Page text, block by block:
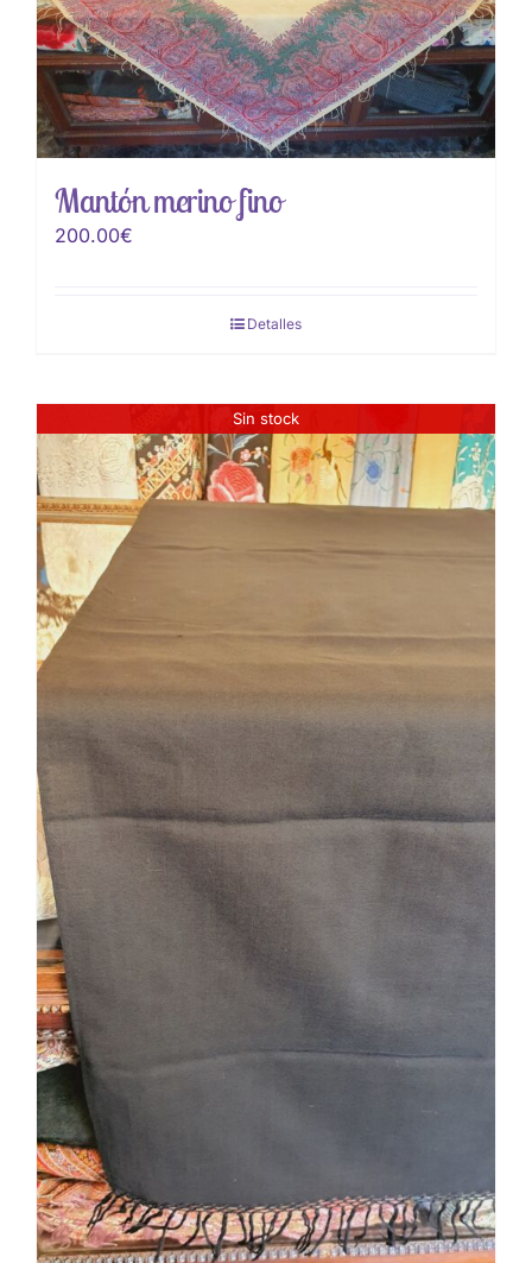
Mantón merino fino
200.00€
Detalles
Sin stock